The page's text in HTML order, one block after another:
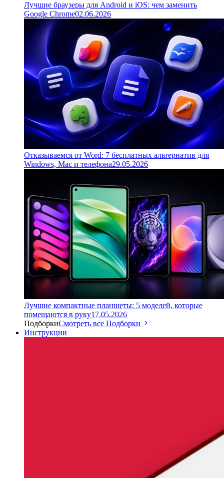
Лучшие браузеры для Android и iOS: чем заменить
Google Chrome02.06.2026
Отказываемся от Word: 7 бесплатных альтернатив для
Windows, Mac и телефона29.05.2026
Лучшие компактные планшеты: 5 моделей, которые
помещаются в руку17.05.2026
ПодборкиСмотреть все Подборки
Инструкции